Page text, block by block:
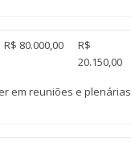
R$ 80.000,00
R$
20.150,00
reuniões e plenárias